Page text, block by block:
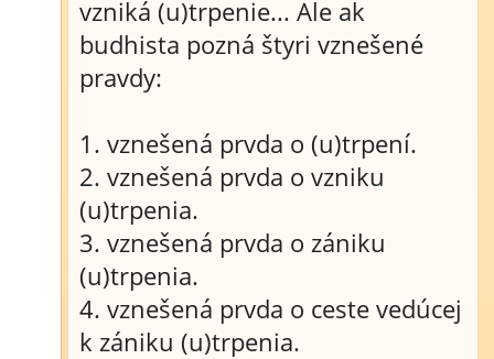
vzniká (u)trpenie... Ale ak
budhista pozná štyri vznešené
pravdy:
1. vznešená prvda o (u)trpení.
2. vznešená prvda o vzniku
(u)trpenia.
3. vznešená prvda o zániku
(u)trpenia.
4. vznešená prvda o ceste vedúcej
k zániku (u)trpenia.